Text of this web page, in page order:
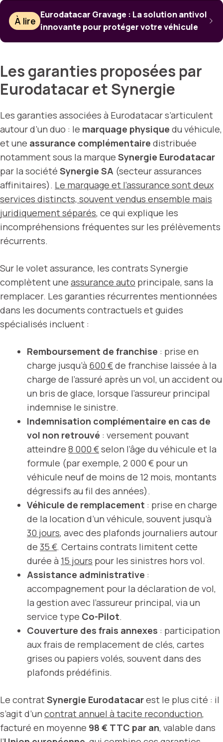
À lire
Eurodatacar Gravage : La solution antivol
innovante pour protéger votre véhicule
Les garanties proposées par
Eurodatacar et Synergie
Les garanties associées à Eurodatacar s’articulent
autour d’un duo : le marquage physique du véhicule,
et une assurance complémentaire distribuée
notamment sous la marque Synergie Eurodatacar
par la société Synergie SA (secteur assurances
affinitaires). Le marquage et l’assurance sont deux
services distincts, souvent vendus ensemble mais
juridiquement séparés, ce qui explique les
incompréhensions fréquentes sur les prélèvements
récurrents.
Sur le volet assurance, les contrats Synergie
complètent une assurance auto principale, sans la
remplacer. Les garanties récurrentes mentionnées
dans les documents contractuels et guides
spécialisés incluent :
Remboursement de franchise : prise en
charge jusqu’à 600 €de franchise laissée à la
charge de l’assuré après un vol, un accident ou
un bris de glace, lorsque l’assureur principal
indemnise le sinistre.
Indemnisation complémentaire en cas de
vol non retrouvé : versement pouvant
atteindre 8 000 €selon l’âge du véhicule et la
formule (par exemple, 2 000 € pour un
véhicule neuf de moins de 12 mois, montants
dégressifs au fil des années).
Véhicule de remplacement : prise en charge
de la location d’un véhicule, souvent jusqu’à
30 jours, avec des plafonds journaliers autour
de 35 €. Certains contrats limitent cette
durée à 15 jours pour les sinistres hors vol.
Assistance administrative :
accompagnement pour la déclaration de vol,
la gestion avec l’assureur principal, via un
service type Co-Pilot.
Couverture des frais annexes : participation
aux frais de remplacement de clés, cartes
grises ou papiers volés, souvent dans des
plafonds prédéfinis.
Le contratSynergie Eurodatacarest le plus cité : il
s’agit d’un contrat annuel à tacite reconduction,
facturé en moyenne 98 € TTC par an, valable dans